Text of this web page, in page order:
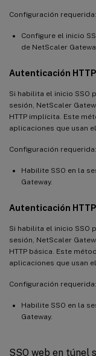
Configuración requerida:
Configure el inicio
de NetScaler
Autenticación
Si habilita el inicio SSO
sesión, NetScaler
HTTP implícita. Este
aplicaciones que usan
Configuración requerida:
Habilite SSO en la
Gateway.
Autenticación
Si habilita el inicio SSO
sesión, NetScaler
HTTP básica. Este
aplicaciones que usan
Configuración requerida:
Habilite SSO en la
Gateway.
SSO web en túnel